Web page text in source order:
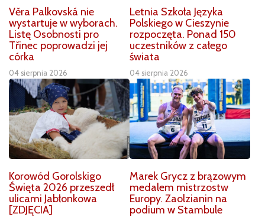
Věra Palkovská nie
wystartuje w wyborach.
Listę Osobnosti pro
Třinec poprowadzi jej
córka
04 sierpnia 2026
Letnia Szkoła Języka
Polskiego w Cieszynie
rozpoczęta. Ponad 150
uczestników z całego
świata
04 sierpnia 2026
Korowód Gorolskigo
Święta 2026 przeszedł
ulicami Jabłonkowa
[ZDJĘCIA]
Marek Grycz z brązowym
medalem mistrzostw
Europy. Zaolzianin na
podium w Stambule